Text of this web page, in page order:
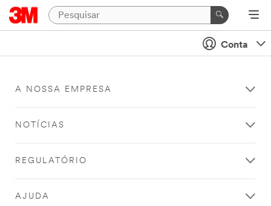
Conta
A NOSSA EMPRESA
NOTÍCIAS
REGULATÓRIO
AJUDA